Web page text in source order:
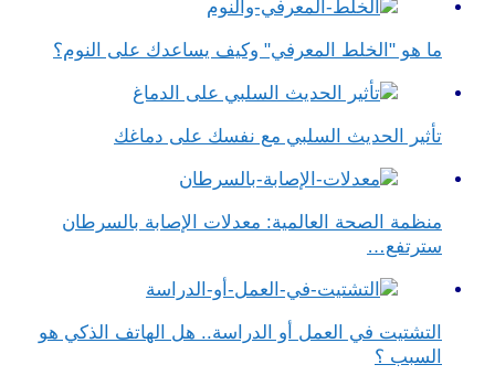
ما هو "الخلط المعرفي" وكيف يساعدك على النوم؟
تأثير الحديث السلبي مع نفسك على دماغك
منظمة الصحة العالمية: معدلات الإصابة بالسرطان
سترتفع…
التشتيت في العمل أو الدراسة.. هل الهاتف الذكي هو
السبب ؟